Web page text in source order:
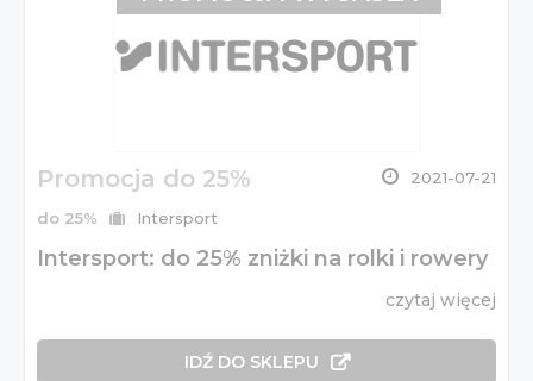
Promocja do 25% 2021-07-21
do 25% Intersport
Intersport: do 25% zniżki na rolki i rowery
czytaj więcej
IDŹ DO SKLEPU